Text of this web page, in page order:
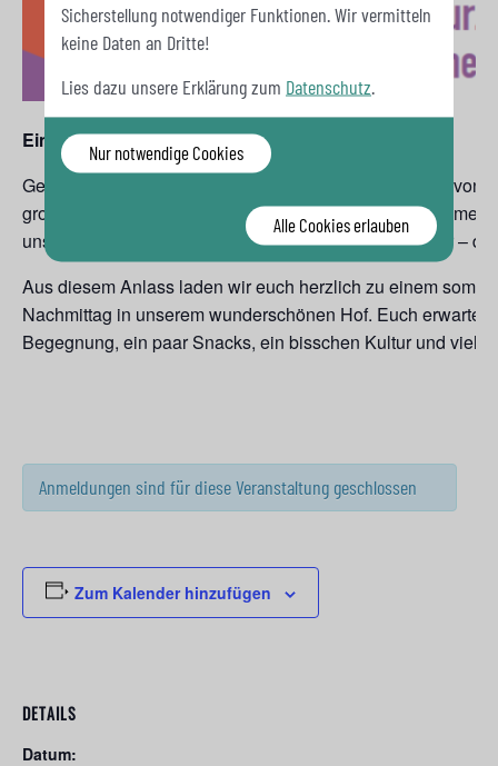
Ein Fest für alle Spandauer Ehrenamtlichen!
Gemeinsam mit dem Bezirksamt möchten wir all jenen von
großem Engagement, Zeit und Leidenschaft für das
unseren Bezirk lebenswerter, stärker und menschlicher –
Aus diesem Anlass laden wir euch herzlich zu einem
Nachmittag in unserem wunderschönen Hof. Euch erwartet
Begegnung, ein paar Snacks, ein bisschen Kultur und viele
Anmeldungen sind für diese Veranstaltung geschlossen
Zum Kalender hinzufügen
DETAILS
Datum:
Sicherstellung notwendiger Funktionen. Wir vermitteln
keine Daten an Dritte!
Lies dazu unsere Erklärung zum Datenschutz
Nur notwendige Cookies
Alle Cookies erlauben